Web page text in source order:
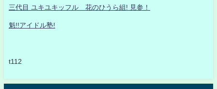
三代目 ユキユキッフル 花のひうら組! 見参！
魁!!アイドル塾!
t112